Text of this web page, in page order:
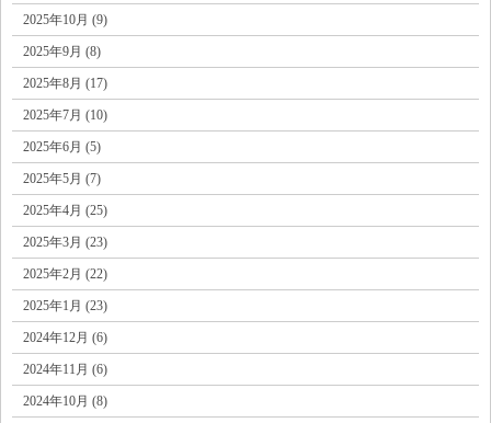
2025年10月 (9)
2025年9月 (8)
2025年8月 (17)
2025年7月 (10)
2025年6月 (5)
2025年5月 (7)
2025年4月 (25)
2025年3月 (23)
2025年2月 (22)
2025年1月 (23)
2024年12月 (6)
2024年11月 (6)
2024年10月 (8)